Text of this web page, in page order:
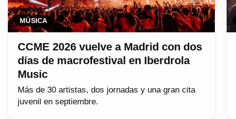
MÚSICA
CCME 2026 vuelve a Madrid con dos
días de macrofestival en Iberdrola
Music
Más de 30 artistas, dos jornadas y una gran cita
juvenil en septiembre.